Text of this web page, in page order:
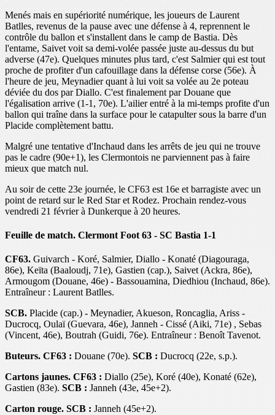
Menés mais en supériorité numérique, les joueurs de Laurent
Batlles, revenus de la pause avec une défense à 4, reprennent le
contrôle du ballon et s'installent dans le camp de Bastia. Dès
l'entame, Saivet voit sa demi-volée passée juste au-dessus du but
adverse (47e). Quelques minutes plus tard, c'est Salmier qui est tout
proche de profiter d'un cafouillage dans la défense corse (56e). À
l'heure de jeu, Meynadier quant à lui voit sa volée au 2e poteau
déviée du dos par Diallo. C'est finalement par Douane que
l'égalisation arrive (1-1, 70e). L'ailier entré à la mi-temps profite d'un
ballon qui traîne dans la surface pour le catapulter sous la barre d'un
Placide complètement battu.
Malgré une tentative d'Inchaud dans les arrêts de jeu qui ne trouve
pas le cadre (90e+1), les Clermontois ne parviennent pas à faire
mieux que match nul.
Au soir de cette 23e journée, le CF63 est 16e et barragiste avec un
point de retard sur le Red Star et Rodez. Prochain rendez-vous
vendredi 21 février à Dunkerque à 20 heures.
Feuille de match. Clermont Foot 63 - SC Bastia 1-1
CF63. Guivarch - Koré, Salmier, Diallo - Konaté (Diagouraga,
86e), Keïta (Baaloudj, 71e), Gastien (cap.), Saivet (Ackra, 86e),
Armougom (Douane, 46e) - Bassouamina, Diedhiou (Inchaud, 86e).
Entraîneur : Laurent Batlles.
SCB. Placide (cap.) - Meynadier, Akueson, Roncaglia, Ariss -
Ducrocq, Oulaï (Guevara, 46e), Janneh - Cissé (Aiki, 71e) , Sebas
(Vincent, 46e), Boutrah (Guidi, 76e). Entraîneur : Benoît Tavenot.
Buteurs. CF63 : Douane (70e). SCB : Ducrocq (22e, s.p.).
Cartons jaunes. CF63 : Diallo (25e), Koré (40e), Konaté (62e),
Gastien (83e). SCB : Janneh (43e, 45e+2).
Carton rouge. SCB : Janneh (45e+2).